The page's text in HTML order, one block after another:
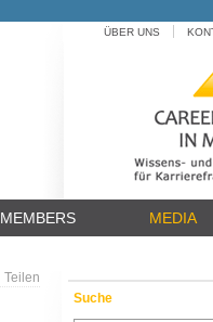
ÜBER UNS
MEMBERS MEDIA
Teilen
Suche